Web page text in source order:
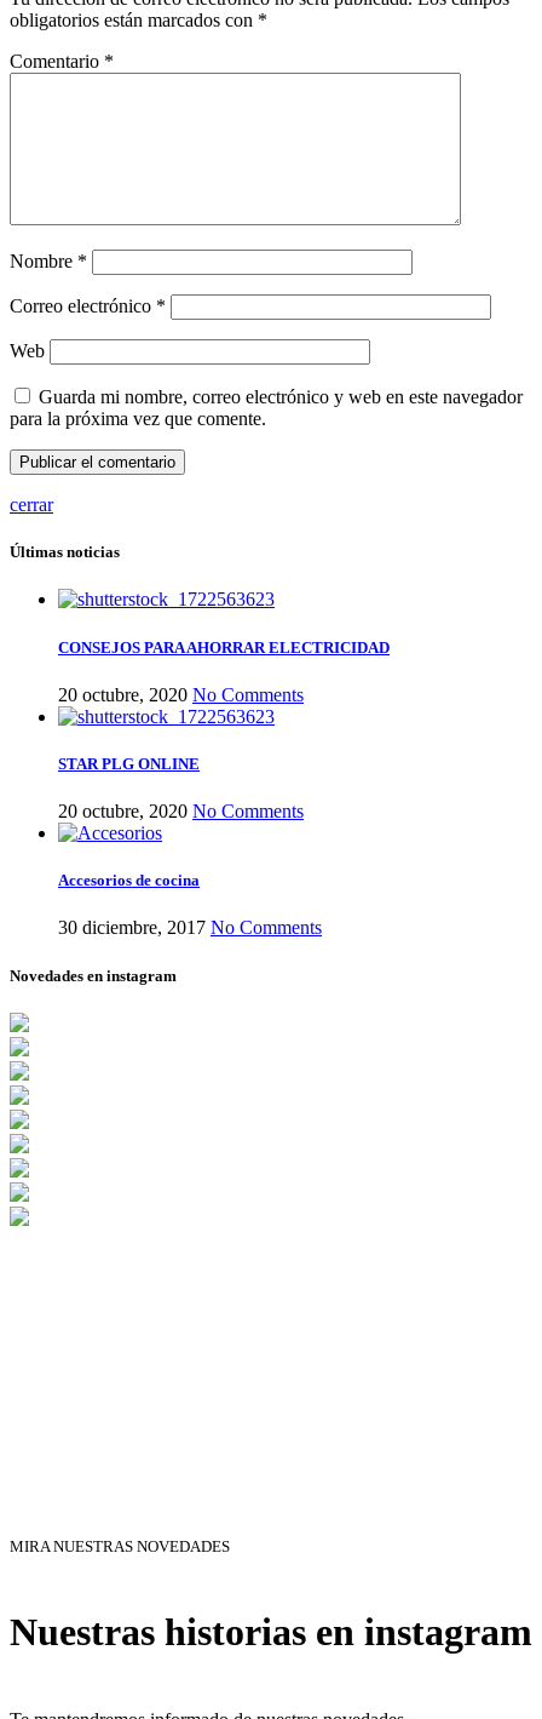
obligatorios están marcados con *
Comentario *
Nombre *
Correo electrónico *
Web
Guarda mi nombre, correo electrónico y web en este navegador
para la próxima vez que comente.
cerrar
Últimas noticias
CONSEJOS PARA AHORRAR ELECTRICIDAD
20 octubre, 2020 No Comments
STAR PLG ONLINE
20 octubre, 2020 No Comments
Accesorios de cocina
30 diciembre, 2017 No Comments
Novedades en instagram
MIRA NUESTRAS NOVEDADES
Nuestras historias en instagram